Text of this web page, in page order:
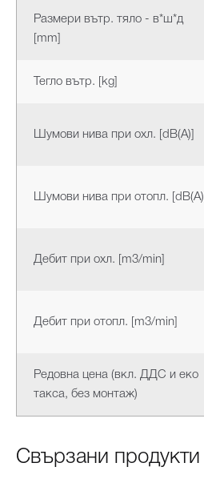
Размери вътр. тяло - в*ш*д
[mm]
Тегло вътр. [kg]
Шумови нива при охл. [dB(A)]
Шумови нива при отопл. [dB(A)]
Дебит при охл. [m3/min]
Дебит при отопл. [m3/min]
Редовна цена (вкл. ДДС и еко
такса, без монтаж)
Свързани продукти